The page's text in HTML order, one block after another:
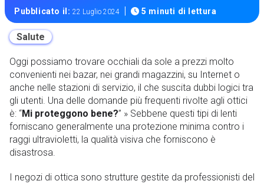
Pubblicato il:22 Luglio 2024 | 5 minuti di lettura
Salute
Oggi possiamo trovare occhiali da sole a prezzi molto
convenienti nei bazar, nei grandi magazzini, su Internet o
anche nelle stazioni di servizio, il che suscita dubbi logici tra
gli utenti. Una delle domande più frequenti rivolte agli ottici
è: “Mi proteggono bene?” » Sebbene questi tipi di lenti
forniscano generalmente una protezione minima contro i
raggi ultravioletti, la qualità visiva che forniscono è
disastrosa.
I negozi di ottica sono strutture gestite da professionisti del